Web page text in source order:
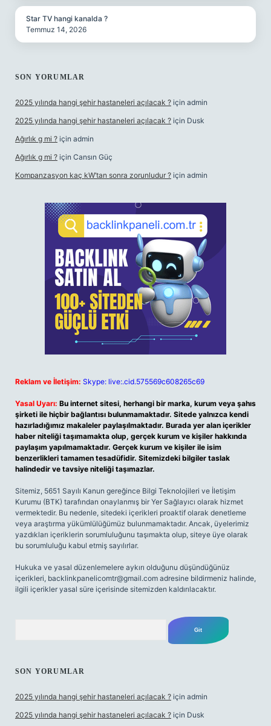
Star TV hangi kanalda ?
Temmuz 14, 2026
SON YORUMLAR
2025 yılında hangi şehir hastaneleri açılacak ? için admin
2025 yılında hangi şehir hastaneleri açılacak ? için Dusk
Ağırlık g mi ? için admin
Ağırlık g mi ? için Cansın Güç
Kompanzasyon kaç kW’tan sonra zorunludur ? için admin
Reklam ve İletişim: Skype: live:.cid.575569c608265c69
Yasal Uyarı: Bu internet sitesi, herhangi bir marka, kurum veya şahıs
şirketi ile hiçbir bağlantısı bulunmamaktadır. Sitede yalnızca kendi
hazırladığımız makaleler paylaşılmaktadır. Burada yer alan içerikler
haber niteliği taşımamakta olup, gerçek kurum ve kişiler hakkında
paylaşım yapılmamaktadır. Gerçek kurum ve kişiler ile isim
benzerlikleri tamamen tesadüfidir. Sitemizdeki bilgiler taslak
halindedir ve tavsiye niteliği taşımazlar.
Sitemiz, 5651 Sayılı Kanun gereğince Bilgi Teknolojileri ve İletişim
Kurumu (BTK) tarafından onaylanmış bir Yer Sağlayıcı olarak hizmet
vermektedir. Bu nedenle, sitedeki içerikleri proaktif olarak denetleme
veya araştırma yükümlülüğümüz bulunmamaktadır. Ancak, üyelerimiz
yazdıkları içeriklerin sorumluluğunu taşımakta olup, siteye üye olarak
bu sorumluluğu kabul etmiş sayılırlar.
Hukuka ve yasal düzenlemelere aykırı olduğunu düşündüğünüz
içerikleri, backlinkpanelicomtr@gmail.com adresine bildirmeniz halinde,
ilgili içerikler yasal süre içerisinde sitemizden kaldırılacaktır.
SON YORUMLAR
2025 yılında hangi şehir hastaneleri açılacak ? için admin
2025 yılında hangi şehir hastaneleri açılacak ? için Dusk